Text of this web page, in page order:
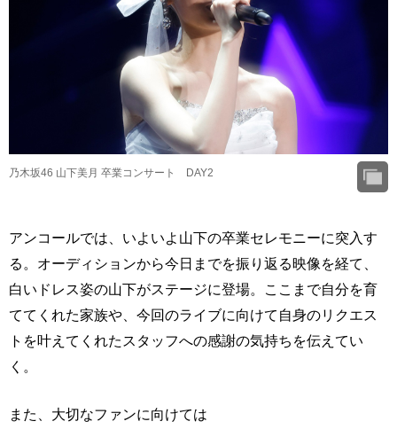
乃木坂46 山下美月 卒業コンサート DAY2
アンコールでは、いよいよ山下の卒業セレモニーに突入す
る。オーディションから今日までを振り返る映像を経て、
白いドレス姿の山下がステージに登場。ここまで自分を育
ててくれた家族や、今回のライブに向けて自身のリクエス
トを叶えてくれたスタッフへの感謝の気持ちを伝えてい
く。
また、大切なファンに向けては